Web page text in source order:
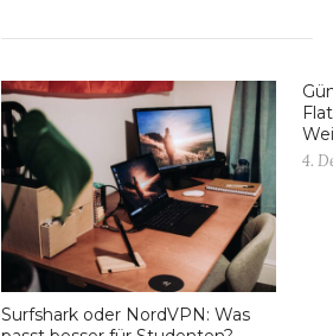
Surfshark oder NordVPN: Was
4.